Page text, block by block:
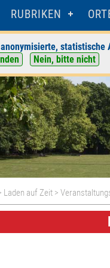
RUBRIKEN
Nein, bitte nicht
Laden auf Zeit >